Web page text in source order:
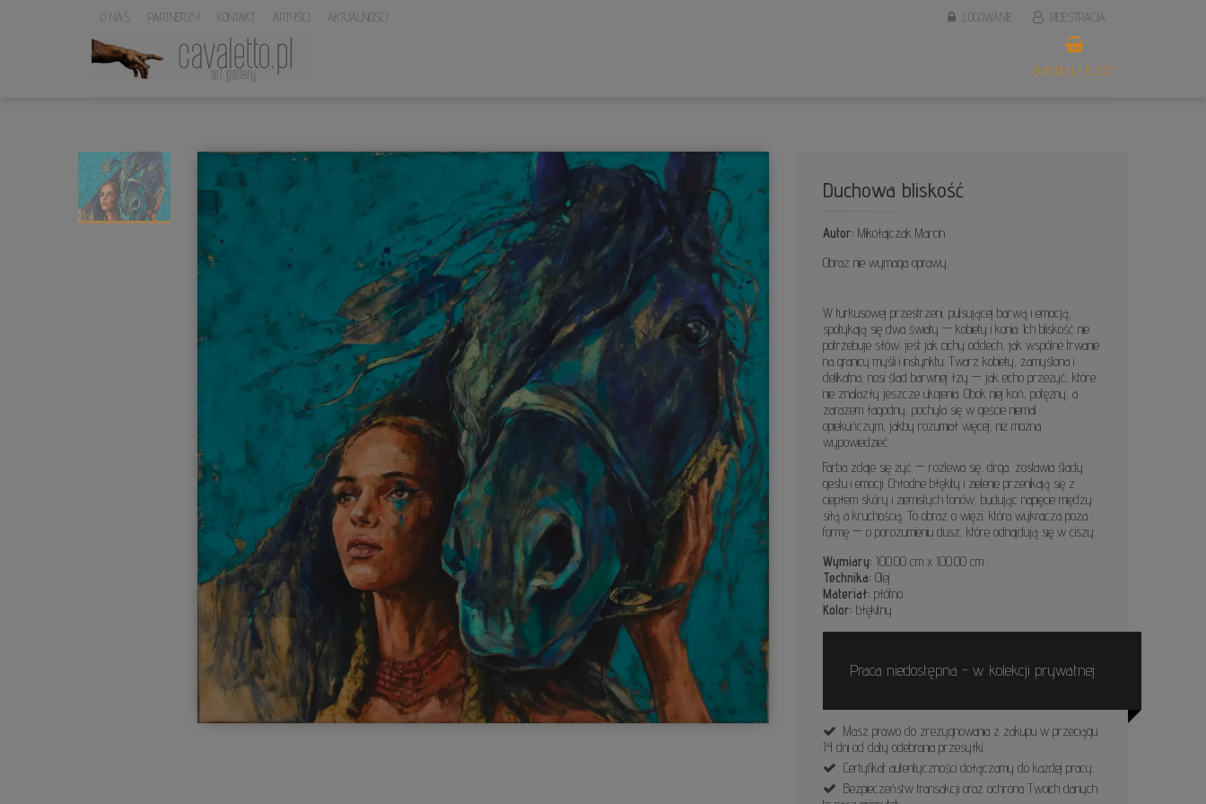
O NAS PARTNERZY KONTAKT ARTYŚCI AKTUALNOŚCI LOGOWANIE REJESTRACJA
0,00 PLN / 0 SZT.
Duchowa bliskość
Autor: Mikołajczak Marcin
Obraz nie wymaga oprawy.
W turkusowej przestrzeni, pulsującej barwą i emocją,
spotykają się dwa światy — kobiety i konia. Ich bliskość nie
potrzebuje słów; jest jak cichy oddech, jak wspólne trwanie
na granicy myśli i instynktu. Twarz kobiety, zamyślona i
delikatna, nosi ślad barwnej łzy — jak echo przeżyć, które
nie znalazły jeszcze ukojenia. Obok niej koń, potężny, a
zarazem łagodny, pochyla się w geście niemal
opiekuńczym, jakby rozumiał więcej, niż można
wypowiedzieć.
Farba zdaje się żyć — rozlewa się, drga, zostawia ślady
gestu i emocji. Chłodne błękity i zielenie przenikają się z
ciepłem skóry i ziemistych tonów, budując napięcie między
siłą a kruchością. To obraz o więzi, która wykracza poza
formę — o porozumieniu dusz, które odnajdują się w ciszy.
Wymiary: 100.00 cm x 100.00 cm
Technika: Olej
Materiał: płótno
Kolor: błękitny
Praca niedostępna - w kolekcji prywatnej
Masz prawo do zrezygnowania z zakupu w przeciągu
14 dni od daty odebrania przesyłki.
Certyfikat autentyczności dołączamy do każdej pracy.
Bezpieczeństw transakcji oraz ochrona Twoich danych